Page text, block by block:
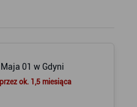
01 w Gdyni
ok. 1,5 miesiąca